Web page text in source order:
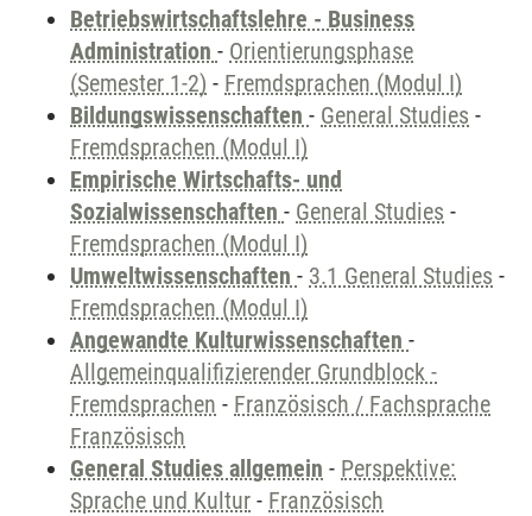
Betriebswirtschaftslehre - Business
Administration - Orientierungsphase
(Semester 1-2) - Fremdsprachen (Modul I)
Bildungswissenschaften - General Studies -
Fremdsprachen (Modul I)
Empirische Wirtschafts- und
Sozialwissenschaften - General Studies -
Fremdsprachen (Modul I)
Umweltwissenschaften - 3.1 General Studies -
Fremdsprachen (Modul I)
Angewandte Kulturwissenschaften -
Allgemeinqualifizierender Grundblock -
Fremdsprachen - Französisch / Fachsprache
Französisch
General Studies allgemein - Perspektive:
Sprache und Kultur - Französisch